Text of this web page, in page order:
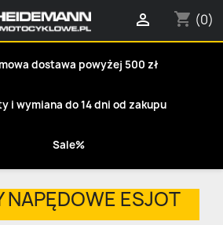
shopping_cart (0)

dostawa powyżej 500 zł
i wymiana do 14 dni od zakupu
Sale%
NAPĘDOWE ESJOT